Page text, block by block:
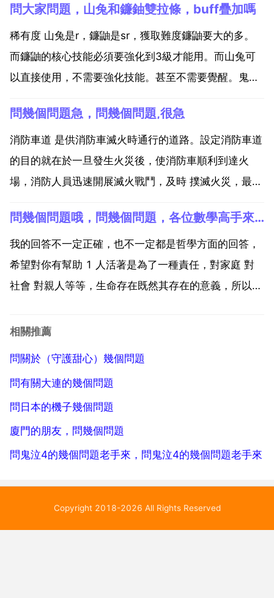
問大家問題，山兔和鐮鈾雙拉條，buff疊加嗎
稀有度 山兔是r，鐮鼬是sr，獲取難度鐮鼬要大的多。
而鐮鼬的核心技能必須要強化到3級才能用。而山兔可
以直接使用，不需要強化技能。甚至不需要覺醒。鬼火
30 行動條，還有兩回合40 的攻擊力提。陰陽師山兔和
鐮鼬雙拉條效果疊加嗎 效果不疊加，相互衝突。技能...
問幾個問題急，問幾個問題,很急
消防車道 是供消防車滅火時通行的道路。設定消防車道
的目的就在於一旦發生火災後，使消防車順利到達火
場，消防人員迅速開展滅火戰鬥，及時 撲滅火災，最大
工廠 倉庫消防車道的設定要求 1 當建築物的沿街部分
長度超過150m或總長度超過220m時，均應設定穿...
問幾個問題哦，問幾個問題，各位數學高手來答！分多多哦！（直接寫答案）
我的回答不一定正確，也不一定都是哲學方面的回答，
希望對你有幫助 1 人活著是為了一種責任，對家庭 對
社會 對親人等等，生命存在既然其存在的意義，所以人
了意識，歸化與自然，沒有好壞之分，反過來既然沒有
相關推薦
問關於（守護甜心）幾個問題
問有關大連的幾個問題
問日本的機子幾個問題
廈門的朋友，問幾個問題
問鬼泣4的幾個問題老手來，問鬼泣4的幾個問題老手來
Copyright 2018-2026 All Rights Reserved